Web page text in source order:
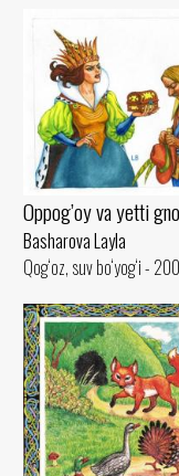
Oppog’oy va yetti
Basharova Layla
Qog‘oz, suv bo‘yog‘i -